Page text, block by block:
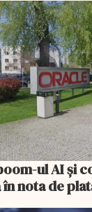
ul AI și
nota de